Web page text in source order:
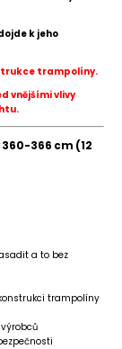
k jeho
trampolíny.
vnějšími vlivy
366 cm (12
a to bez
trampolíny